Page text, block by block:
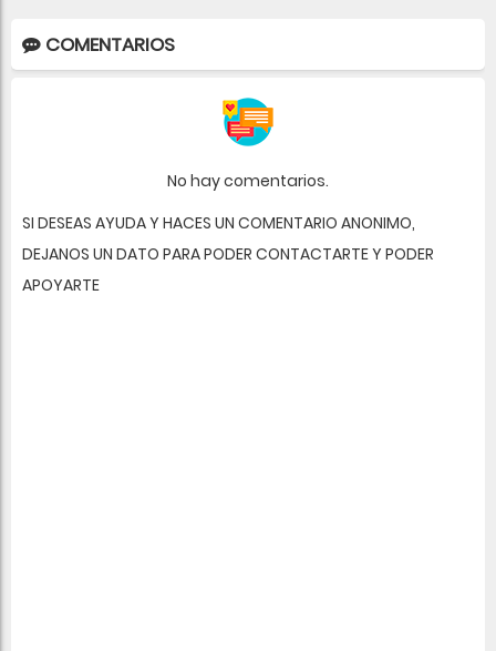
COMENTARIOS
No hay comentarios.
SI DESEAS AYUDA Y HACES UN COMENTARIO ANONIMO,
DEJANOS UN DATO PARA PODER CONTACTARTE Y PODER
APOYARTE